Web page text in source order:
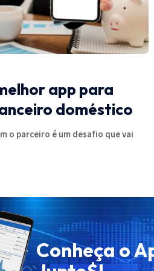
app para
doméstico
o parceiro é um desafio que vai
Política de Privacidade
Conheça o